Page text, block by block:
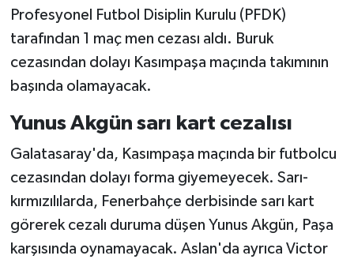
Profesyonel Futbol Disiplin Kurulu (PFDK)
tarafından 1 maç men cezası aldı. Buruk
cezasından dolayı Kasımpaşa maçında takımının
başında olamayacak.
Yunus Akgün sarı kart cezalısı
Galatasaray'da, Kasımpaşa maçında bir futbolcu
cezasından dolayı forma giyemeyecek. Sarı-
kırmızılılarda, Fenerbahçe derbisinde sarı kart
görerek cezalı duruma düşen Yunus Akgün, Paşa
karşısında oynamayacak. Aslan'da ayrıca Victor